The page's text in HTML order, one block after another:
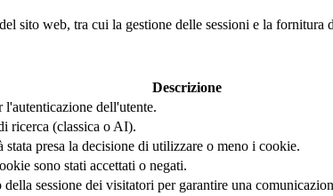
sito web, tra cui la gestione delle sessioni e la fornitura
Descrizione
dell'utente.
ricerca (classica o AI).
stata presa la decisione di utilizzare o meno i cookie.
sono stati accettati o negati.
sessione dei visitatori per garantire una